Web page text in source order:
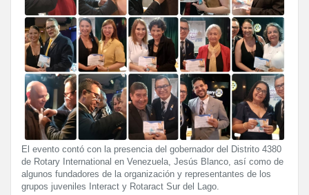
El evento contó con la presencia del gobernador del Distrito 4380
de Rotary International en Venezuela, Jesús Blanco, así como de
algunos fundadores de la organización y representantes de los
grupos juveniles Interact y Rotaract Sur del Lago.